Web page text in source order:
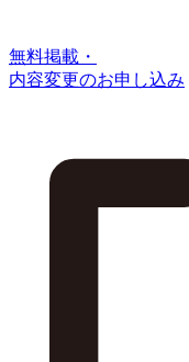
無料掲載・
内容変更のお申し込み